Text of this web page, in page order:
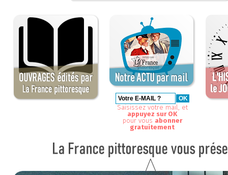
Saisissez votre mail, et
appuyez sur OK
pour vous abonner
gratuitement